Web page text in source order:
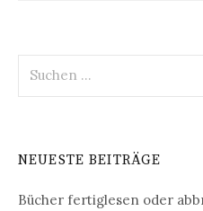
nach:
NEUESTE BEITRÄGE
Bücher fertiglesen oder